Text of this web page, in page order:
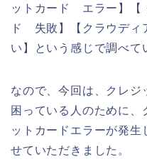
ットカード エラー】【
ド 失敗】【クラウデ
い】という感じで調べて
なので、今回は、クレジ
困っている人のために、
ットカードエラーが発生
せていただきました。